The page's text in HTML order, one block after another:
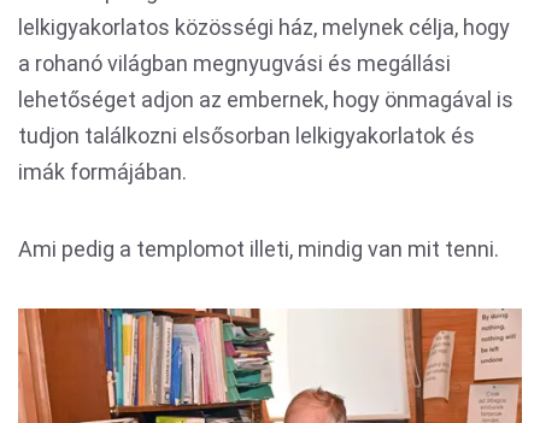
lelkigyakorlatos közösségi ház, melynek célja, hogy
a rohanó világban megnyugvási és megállási
lehetőséget adjon az embernek, hogy önmagával is
tudjon találkozni elsősorban lelkigyakorlatok és
imák formájában.
Ami pedig a templomot illeti, mindig van mit tenni.